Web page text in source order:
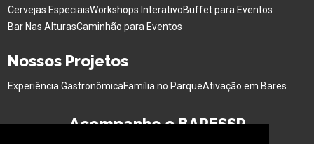
Cervejas EspeciaisWorkshops InterativoBuffet para Eventos
Bar Nas AlturasCaminhão para Eventos
Nossos Projetos
Experiência GastronômicaFamília no ParqueAtivação em Bares
Acompanhe o BARESSP